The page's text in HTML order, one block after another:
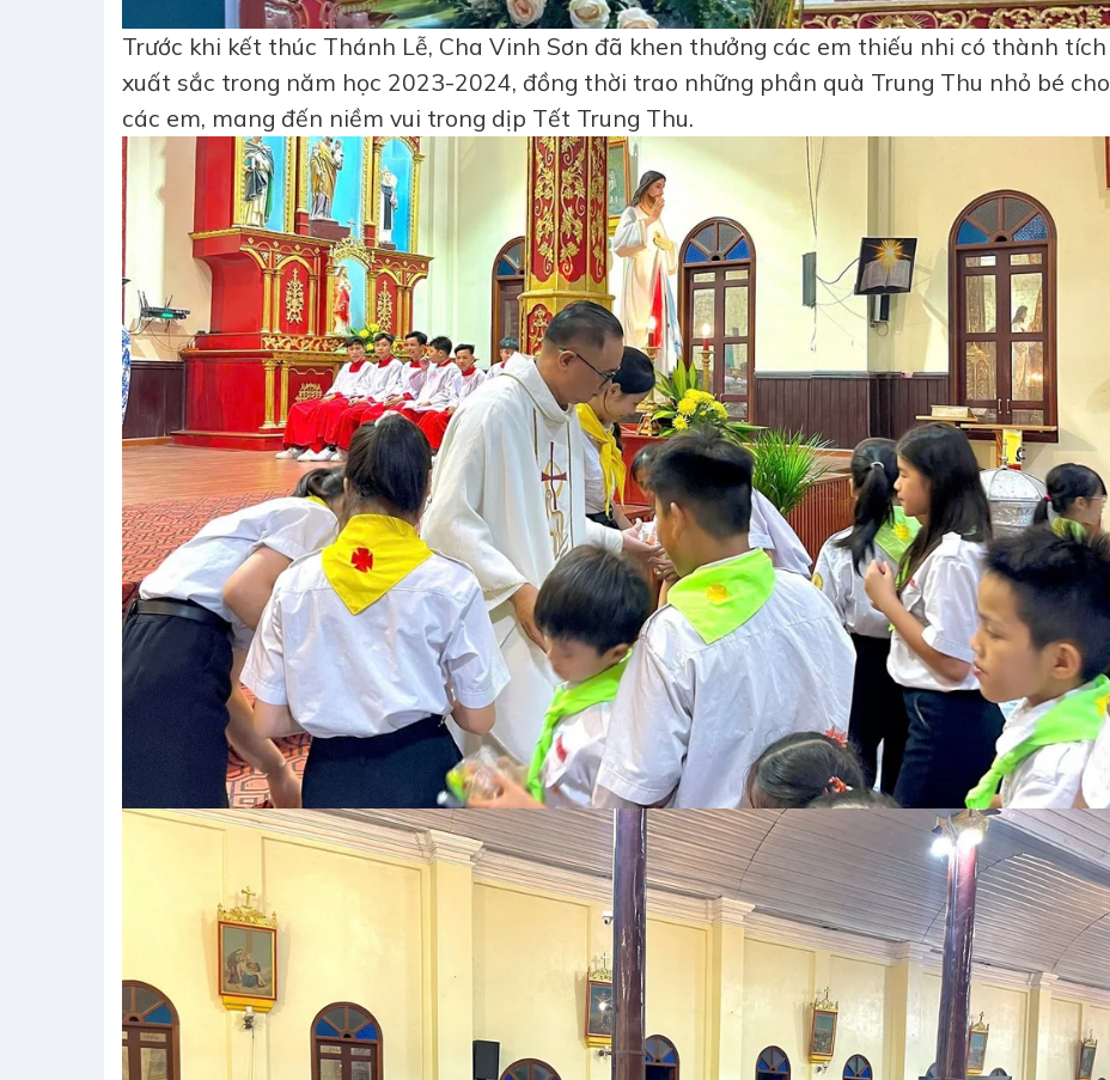
Trước khi kết thúc Thánh Lễ, Cha Vinh Sơn đã khen thưởng các em thiếu nhi có thành tích
xuất sắc trong năm học 2023-2024, đồng thời trao những phần quà Trung Thu nhỏ bé cho
các em, mang đến niềm vui trong dịp Tết Trung Thu.